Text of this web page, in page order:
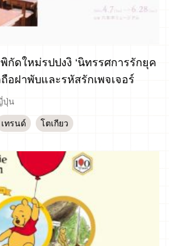
กัดใหม่รปปงงิ ‘นิทรรศการรักยุค
อฝาพับและรหัสรักเพจเจอร์
ปุ่น
เทรนด์ โตเกียว